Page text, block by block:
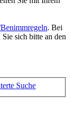
. Bei
sich bitte an den
Suche